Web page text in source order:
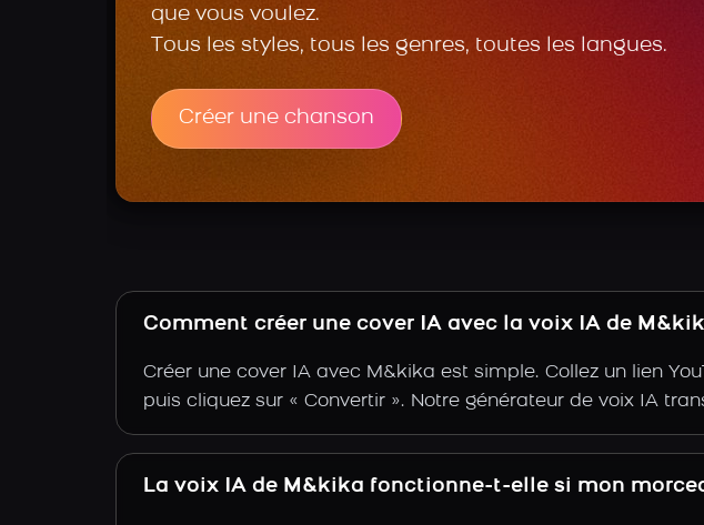
que vous voulez.
Tous les styles, tous les genres, toutes les langues.
Créer une chanson
Comment créer une cover IA avec la voix IA de
Créer une cover IA avec M&kika est simple. Collez un lien
puis cliquez sur « Convertir ». Notre générateur de voix IA
La voix IA de M&kika fonctionne-t-elle si mon